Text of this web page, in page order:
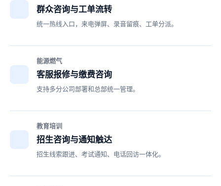
群众咨询与工单流转
统一热线入口，来电弹屏、录音留痕、工单分派。
能源燃气
客服报修与缴费咨询
支持多分公司部署和总部统一管理。
教育培训
招生咨询与通知触达
招生线索跟进、考试通知、电话回访一体化。